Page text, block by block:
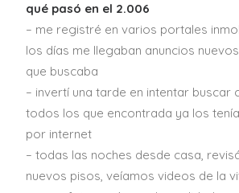
qué pasó en el 2.006
– me registré en varios portales
los días me llegaban anuncios
que buscaba
– invertí una tarde en intentar buscar
todos los que encontrada ya los
por internet
– todas las noches desde casa,
nuevos pisos, veíamos videos de la